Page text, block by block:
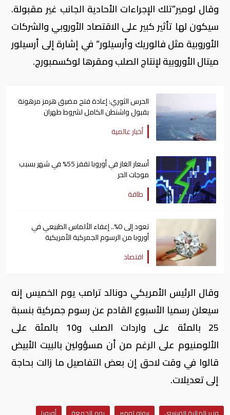
وقال لومير”تلك الإجراءات الأحادية الجانب غير مقبولة.
سيكون لها تأثير كبير على الاقتصاد الأوروبي والشركات
الأوروبية مثل فالوريك وأرسيلور“ في إشارة إلى أرسيلور
ميتال الأوروبية لإنتاج الصلب ومقرها لوكسمبورج.
الحرس الثوري: إعادة فتح مضيق هرمز مرهونة
بقبول واشنطن الكامل لشروط طهران
أخبار عالمية
أسعار الغاز في أوروبا تقفز 55% في شهر بسبب
موجات الحر
طاقة
تعود إلى 0%.. إعفاء الألماس الطبيعي في
أوروبا من الرسوم الجمركية الأمريكية
اقتصاد
وقال الرئيس الأمريكي دونالد ترامب يوم الخميس إنه
سيعلن رسميا الأسبوع القادم عن رسوم جمركية بنسبة
25 بالمئة على واردات الصلب و10 بالمئة على
الألومنيوم على الرغم من أن مسؤولين بالبيت الأبيض
قالوا في وقت لاحق إن بعض التفاصيل ما زالت بحاجة
إلى تعديلات.